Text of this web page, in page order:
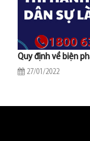
Quy định về biện
27/01/2022